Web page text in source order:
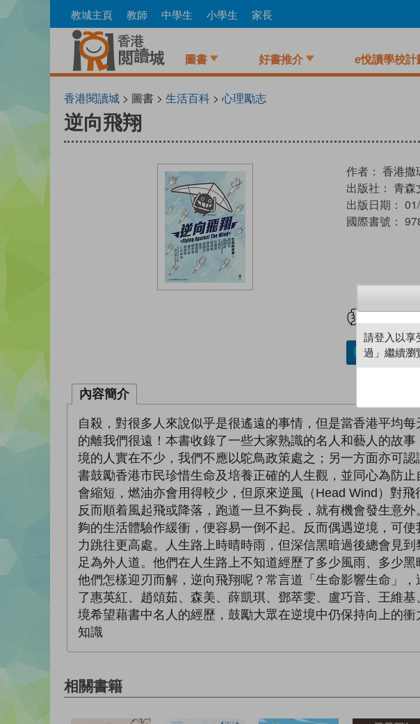
to
教城主頁 教師 中學生 小學生 家長
圖書 好書推介 e悅讀學校計
香港閱讀城 > 圖書 > 生活百科 > 心理勵志
逆向飛翔
作者： 香港撒
出版社： 青森
出版日期：
國際書號：
加入／
內容簡介
自殺，對很多人來說似乎是很遙遠的事情，但是當香港平均
的離我們很遠！本書收錄了一些大家熟識的名人和藝人的故
境的人實在不少，我們不應以鴕鳥政策處之；另一方面亦可
書鼓勵香港市民珍惜生命及培養正確的人生觀，並同心為防
會縮短，燃油亦會用得較少，但原來逆風（Head Wind）對
反而順着風起飛或降落，跑道一旦不夠長，就有機會發生意
夠的生活體驗作緩衝，便容易一倒不起。反而偶遇逆境，可
力跳往更高處。人生路上時晴時雨，但深信黑暗過後總會見
足為外人道。他們在人生路上不知道經歷了多少風雨、多少
他們怎樣迎刃而解，逆向飛翔呢？常言道「生命影響生命」
了惠英紅、趙頌茹、森美、薛凱琪、鄧萃雯、盧巧音、王維
境希望藉書中名人的經歷，鼓勵大眾在逆境中仍保持向上的
知識
相關書籍
請登入以享
過」繼續瀏